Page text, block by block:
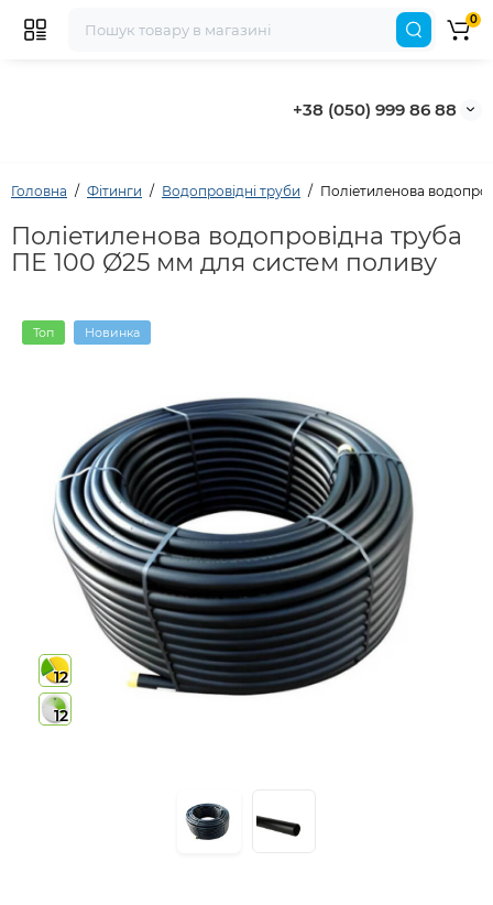
+38 (050) 999 86 88
0
Головна Фітинги Водопровідні труби Поліетиленова
Поліетиленова водопровідна труба
ПЕ 100 Ø25 мм для систем поливу
12
12
Топ Новинка